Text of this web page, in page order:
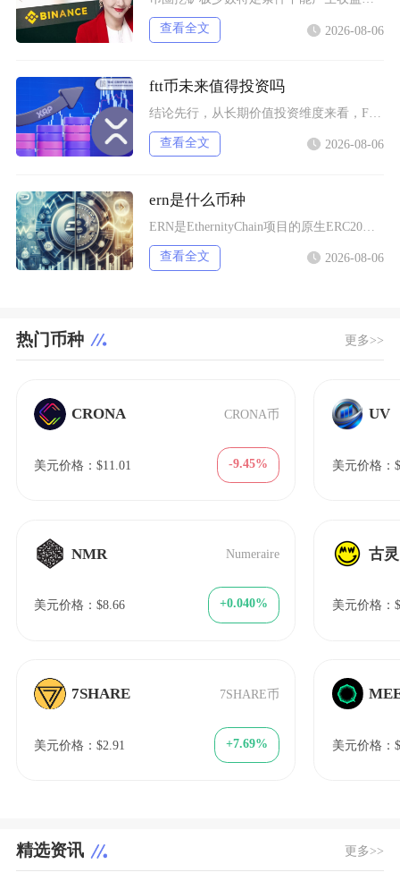
查看全文 2026-08-06
ftt币未来值得投资吗
查看全文 2026-08-06
ern是什么币种
查看全文 2026-08-06
热门币种 更多>>
CRONA CRONA币
美元价格：$11.01 -9.45%
NMR Numeraire
美元价格：$8.66 +0.040%
7SHARE 7SHARE币
美元价格：$2.91 +7.69%
UV
美元价格：
古灵
美元价格：
美元价格：
精选资讯 更多>>